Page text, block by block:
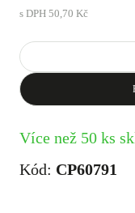
s DPH 50,70 Kč
Více než 50 ks
Kód: CP60791